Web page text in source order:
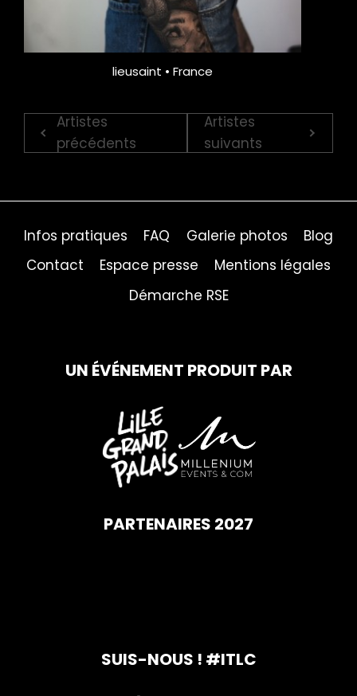
lieusaint • France
Artistes
précédents
Artistes
suivants
Infos pratiques FAQ Galerie photos
Blog
Contact
Espace presse
Mentions légales
Démarche RSE
UN ÉVÉNEMENT PRODUIT PAR
PARTENAIRES 2027
SUIS-NOUS ! #ITLC